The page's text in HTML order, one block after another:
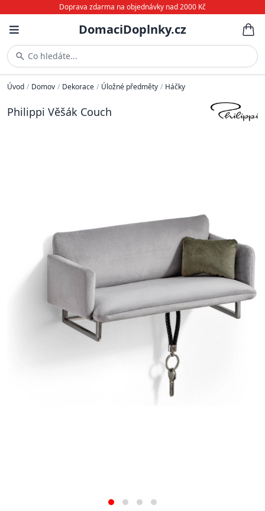
Doprava zdarma na objednávky nad 2000 Kč
DomaciDoplnky.cz
Co hledáte...
Úvod / Domov / Dekorace / Úložné předměty / Háčky
Philippi Věšák Couch